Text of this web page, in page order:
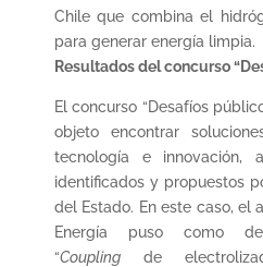
Chile que combina el
para generar energía limpia.
Resultados del concurso
El concurso “Desafíos
objeto encontrar
tecnología e
identificados y propuestos
del Estado. En este caso, el
Energía puso como
“Coupling de